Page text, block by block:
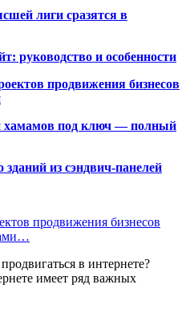
лиги сразятся в
руководство и особенности
продвижения бизнесов
хамамов под ключ — полный
зданий из сэндвич-панелей
продвижения бизнесов
в интернете?
имеет ряд важных